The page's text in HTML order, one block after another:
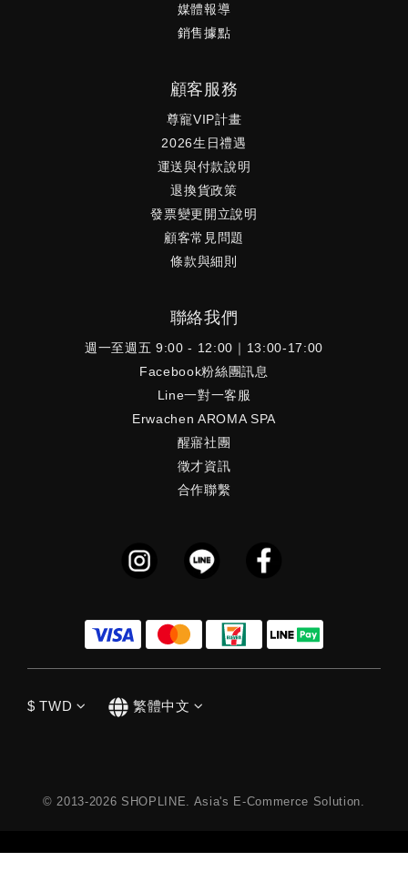
媒體報導
銷售據點
顧客服務
尊寵VIP計畫
2026生日禮遇
運送與付款說明
退換貨政策
發票變更開立說明
顧客常見問題
條款與細則
聯絡我們
週一至週五 9:00 - 12:00｜13:00-17:00
Facebook粉絲團訊息
Line一對一客服
Erwachen AROMA SPA
醒寤社團
徵才資訊
合作聯繫
$ TWD 繁體中文
© 2013-2026 SHOPLINE. Asia's E-Commerce Solution.